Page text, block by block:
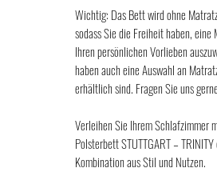
Wichtig: Das Bett wird ohne
sodass Sie die Freiheit haben, eine
Ihren persönlichen Vorlieben
haben auch eine Auswahl an
erhältlich sind. Fragen Sie uns
Verleihen Sie Ihrem Schlafzimmer
Polsterbett STUTTGART –
Kombination aus Stil und Nutzen.